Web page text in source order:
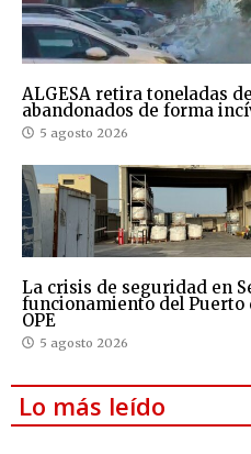
ALGESA retira toneladas
abandonados de forma
5 agosto 2026
La crisis de seguridad en
funcionamiento del Puerto
OPE
5 agosto 2026
Lo más leído